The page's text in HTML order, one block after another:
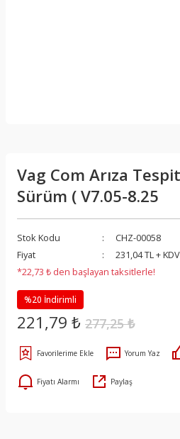
Vag Com Arıza
Sürüm ( V7.05-8.25
Stok Kodu
CHZ-00058
Fiyat
231,04 TL + KDV
*22,73 ₺ den başlayan taksitlerle!
%20 İndirimli
221,79 ₺ 277,25 ₺
Yorum Yaz
Fiyatı Alarmı Paylaş